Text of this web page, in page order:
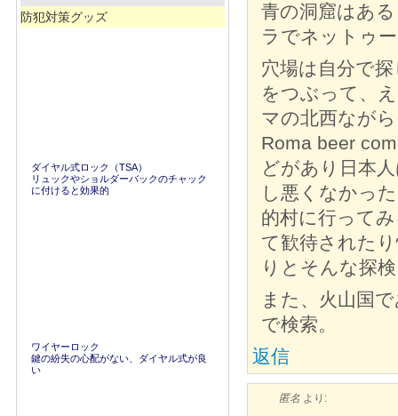
青の洞窟はあ
ラでネットゥ
穴場は自分で
をつぶって、
マの北西なが
Roma beer
どがあり日本
し悪くなかっ
的村に行って
て歓待された
りとそんな探
また、火山国
で検索。
返信
匿名 より:
防犯対策グッズ
ダイヤル式ロック（TSA）
リュックやショルダーバックのチャック
に付けると効果的
ワイヤーロック
鍵の紛失の心配がない、ダイヤル式が良
い